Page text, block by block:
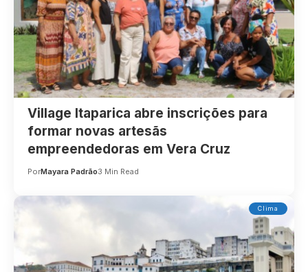
Village Itaparica abre inscrições para
formar novas artesãs
empreendedoras em Vera Cruz
PorMayara Padrão3 Min Read
Clima